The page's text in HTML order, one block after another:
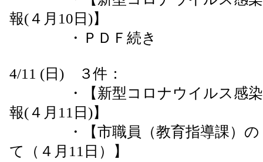
報(４月10日)】
・ＰＤＦ続き
4/11 (日) ３件：
・【新型コロナウイルス感染
報(４月11日)】
・【市職員（教育指導課）のＰ
て（４月11日）】